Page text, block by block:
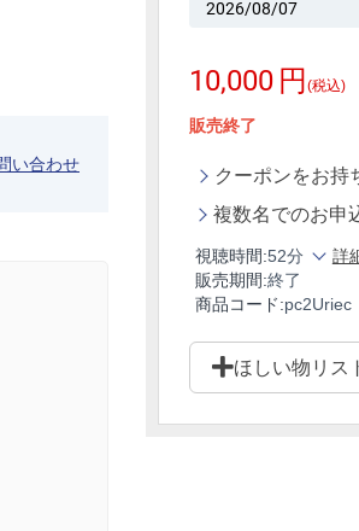
10,000 円(税込)
販売終了
クーポンをお持
複数名でのお申
視聴時間:52分
詳
販売期間:終了
商品コード:pc2Uriec
ほしい物リス
い合わせ